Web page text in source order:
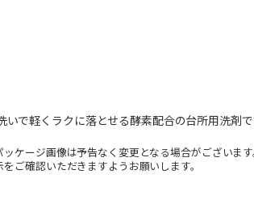
で軽くラクに落とせる酵素配合の台所用洗剤で
ケージ画像は予告なく変更となる場合がございま
ご確認いただきますようお願いします。